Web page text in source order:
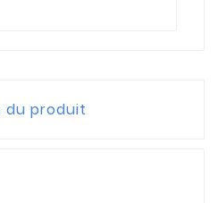
du produit